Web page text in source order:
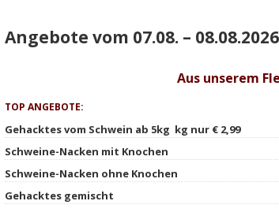
Wurstwaren
Angebote vom 07.08. –
Aus unserem
TOP ANGEBOTE:
Gehacktes vom Schwein ab 5kg kg nur € 2,99
Schweine-Nacken mit Knochen
Schweine-Nacken ohne Knochen
Gehacktes gemischt